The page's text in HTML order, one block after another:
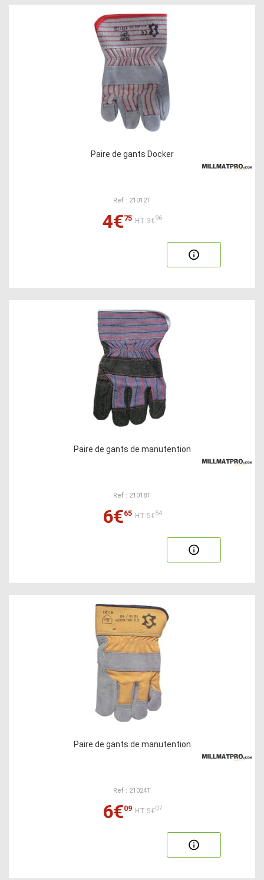
Paire de gants Docker
Ref : 21012T
4€75 HT:3€96
Paire de gants de manutention
Ref : 21018T
6€65 HT:5€54
Paire de gants de manutention
Ref : 21024T
6€09 HT:5€07